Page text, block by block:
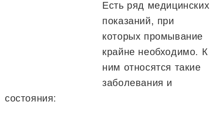
Есть ряд медицинских
показаний, при
которых промывание
крайне необходимо. К
ним относятся такие
заболевания и
состояния: